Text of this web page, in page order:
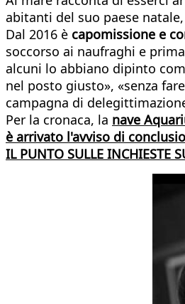
abitanti del suo paese
Dal 2016 è capomissione e
soccorso ai naufraghi e
alcuni lo abbiano dipinto
nel posto giusto», «senza
campagna di
Per la cronaca, la nave
è arrivato l'avviso di
IL PUNTO SULLE INCHIESTE